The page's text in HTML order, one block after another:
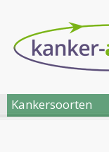
Kankersoorten